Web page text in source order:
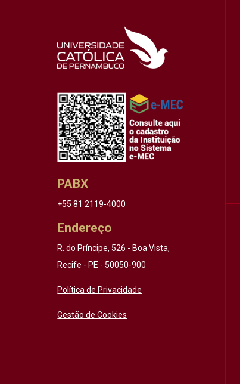
PABX
+55 81 2119-4000
Endereço
R. do Príncipe, 526 - Boa Vista,
Recife - PE - 50050-900
Política de Privacidade
Gestão de Cookies